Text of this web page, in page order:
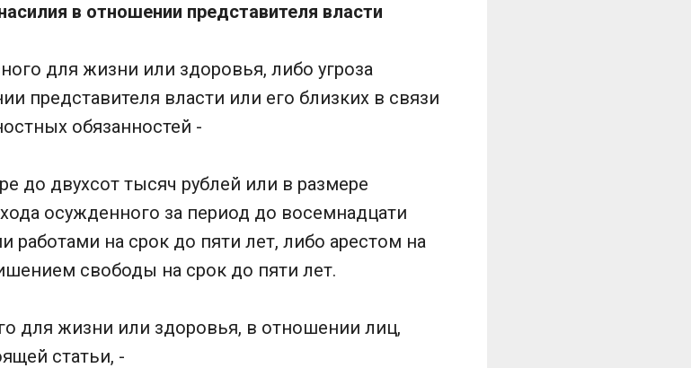
в отношении представителя власти
для жизни или здоровья, либо угроза
представителя власти или его близких в связи
обязанностей -
до двухсот тысяч рублей или в размере
осужденного за период до восемнадцати
работами на срок до пяти лет, либо арестом на
свободы на срок до пяти лет.
для жизни или здоровья, в отношении лиц,
статьи, -